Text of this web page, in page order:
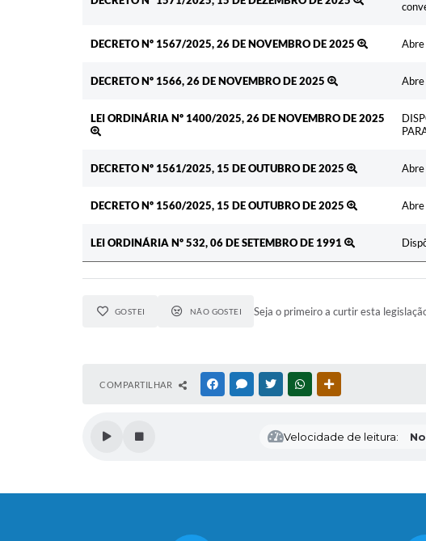
DECRETO Nº 1567/2025, 26 DE NOVEMBRO DE 2025 Abre
DECRETO Nº 1566, 26 DE NOVEMBRO DE 2025 Abre
LEI ORDINÁRIA Nº 1400/2025, 26 DE NOVEMBRO DE 2025
DECRETO Nº 1561/2025, 15 DE OUTUBRO DE 2025 Abre
DECRETO Nº 1560/2025, 15 DE OUTUBRO DE 2025 Abre
LEI ORDINÁRIA Nº 532, 06 DE SETEMBRO DE 1991
GOSTEI NÃO GOSTEI Seja o primeiro a curtir esta
COMPARTILHAR FACEBOOKMESSENGER
TWITTERWHATSAPP
Velocidade de leitura: